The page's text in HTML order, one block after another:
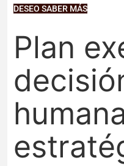
DESEO SABER MÁS
Plan